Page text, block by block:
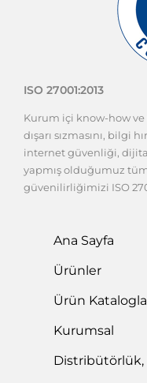
Kurum içi know-how
dışarı sızmasını, bilgi
internet güvenliği,
yapmış olduğumuz tüm
güvenilirliğimizi ISO
Ürünler
Sertifikalarımız